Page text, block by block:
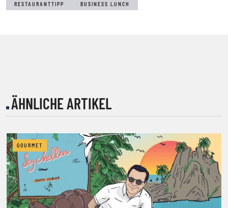
RESTAURANTTIPP BUSINESS LUNCH
ÄHNLICHE ARTIKEL
GOURMET